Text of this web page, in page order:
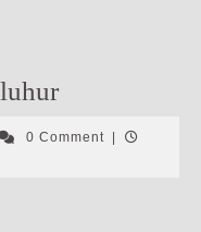
0 Comment